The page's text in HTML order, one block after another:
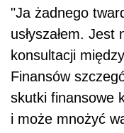
"Ja żadnego
usłyszałem.
konsultacji
Finansów
skutki finansowe
i może mnożyć